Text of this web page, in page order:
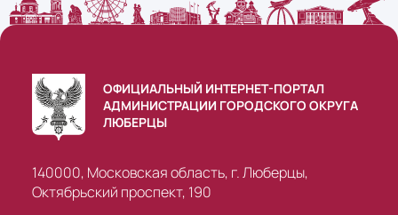
ОФИЦИАЛЬНЫЙ ИНТЕРНЕТ-ПОРТАЛ
АДМИНИСТРАЦИИ ГОРОДСКОГО ОКРУГА
ЛЮБЕРЦЫ
140000, Московская область, г. Люберцы,
Октябрьский проспект, 190